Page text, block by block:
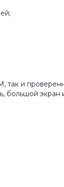
так и
большой